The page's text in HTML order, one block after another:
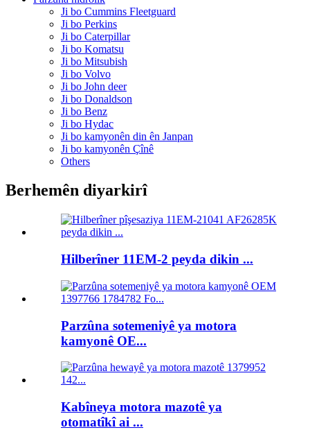
Ji bo Cummins Fleetguard
Ji bo Perkins
Ji bo Caterpillar
Ji bo Komatsu
Ji bo Mitsubish
Ji bo Volvo
Ji bo John deer
Ji bo Donaldson
Ji bo Benz
Ji bo Hydac
Ji bo kamyonên din ên Janpan
Ji bo kamyonên Çînê
Others
Berhemên diyarkirî
Hilberîner 11EM-2 peyda dikin ...
Parzûna sotemeniyê ya motora
kamyonê OE...
Kabîneya motora mazotê ya
otomatîkî ai ...